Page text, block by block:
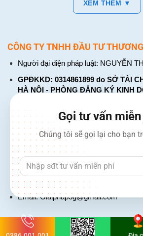
XEM THÊM ▼
CÔNG TY TNHH ĐẦU TƯ
Người đại diện pháp luật: NGUYỄN
GPĐKKD: 0314861899 do SỞ TÀI
HÀ NỘI - PHÒNG ĐĂNG KÝ KINH
CHÍNH DOANH NGHIỆP cấp. Đăng
tháng 01 năm 2018. Đăng ký thay
tháng 03 năm 2026
226 Đường Láng, Đống Đa, Hà Nội
137 Đường Hòa Hưng, Phường 12,
Minh
Hotline: 1900 2106 - 0386 001 001
Email:Giaiphap3g@gmail.com
Gọi tư vấn
Chúng tôi sẽ gọi lại cho bạn